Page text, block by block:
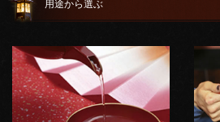
用途から選ぶ